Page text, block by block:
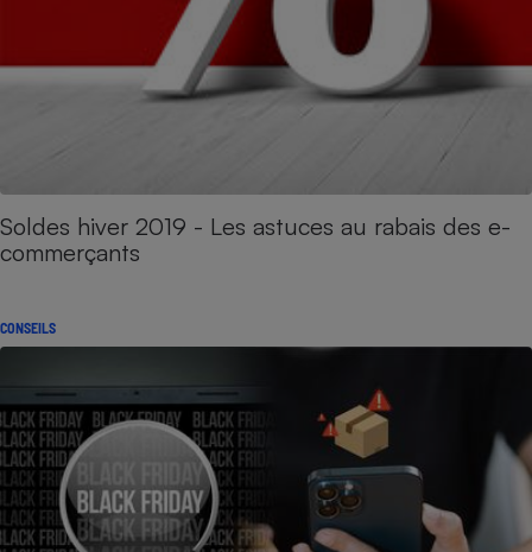
Soldes hiver 2019 - Les astuces au rabais des e-
commerçants
CONSEILS